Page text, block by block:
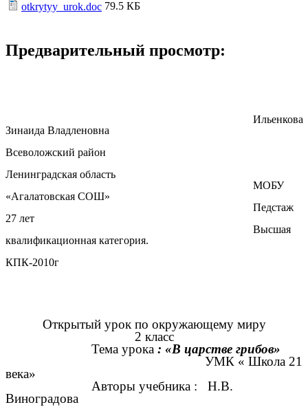
otkrytyy_urok.doc 79.5 КБ
Предварительный просмотр:
Ильенкова
Зинаида Владленовна
Всеволожский район
Ленинградская область
МОБУ
«Агалатовская СОШ»
Педстаж
27 лет
Высшая
квалификационная категория.
КПК-2010г
Открытый урок по окружающему миру
2 класс
Тема урока : «В царстве грибов»
УМК « Школа 21
века»
Авторы учебника : Н.В.
Виноградова